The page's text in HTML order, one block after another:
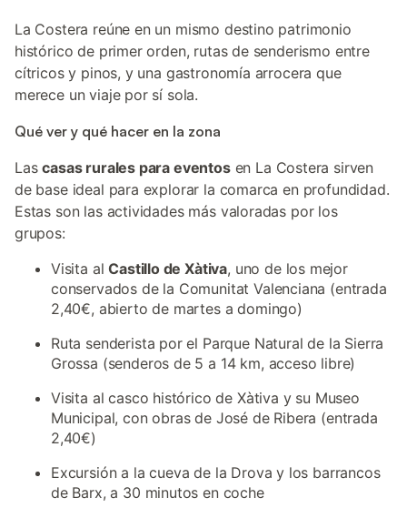
La Costera reúne en un mismo destino patrimonio
histórico de primer orden, rutas de senderismo entre
cítricos y pinos, y una gastronomía arrocera que
merece un viaje por sí sola.
Qué ver y qué hacer en la zona
Lascasas rurales para eventosen La Costera sirven
de base ideal para explorar la comarca en profundidad.
Estas son las actividades más valoradas por los
grupos:
Visita alCastillo de Xàtiva, uno de los mejor
conservados de la Comunitat Valenciana (entrada
2,40€, abierto de martes a domingo)
Ruta senderista por el Parque Natural de la Sierra
Grossa (senderos de 5 a 14 km, acceso libre)
Visita al casco histórico de Xàtiva y su Museo
Municipal, con obras de José de Ribera (entrada
2,40€)
Excursión a la cueva de la Drova y los barrancos
de Barx, a 30 minutos en coche